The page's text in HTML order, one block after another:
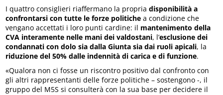
I quattro consiglieri riaffermano la propriadisponibilità a
confrontarsi con tutte le forze politiche a condizione che
vengano accettati i loro punti cardine: il mantenimento della
CVA interamente nelle mani dei valdostani, l’esclusione dei
condannati con dolo sia dalla Giunta sia dai ruoli apicali, la
riduzione del 50% dalle indennità di carica e di funzione.
«Qualora non ci fosse un riscontro positivo dal confronto con
gli altri rappresentanti delle forze politiche – sostengono -, il
gruppo del M5S si consulterà con la sua base per decidere il